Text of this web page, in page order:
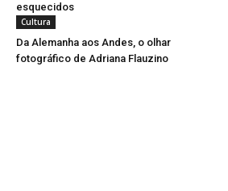
esquecidos
Cultura
Da Alemanha aos Andes, o olhar
fotográfico de Adriana Flauzino